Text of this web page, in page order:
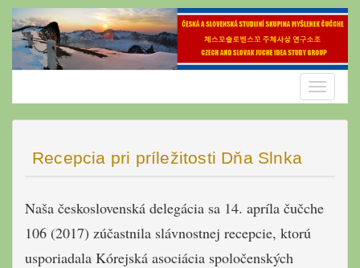
Skip
content
Toggle
Recepcia pri príležitosti Dňa Slnka
Naša československá delegácia sa 14. apríla čučche
106 (2017) zúčastnila slávnostnej recepcie, ktorú
usporiadala Kórejská asociácia spoločenských